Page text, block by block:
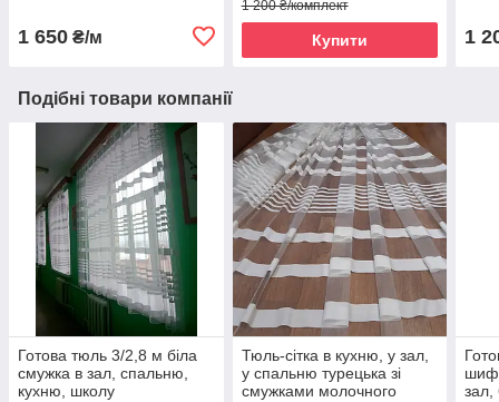
1 650 ₴/м
1 200 ₴/комплект
Купити 1
Подібні товари компанії
Готова тюль 3/2,8 м біла
смужка в зал, спальню,
кухню, школу
Тюль-сітка в кухню, у зал,
у спальню турецька зі
смужками молочного